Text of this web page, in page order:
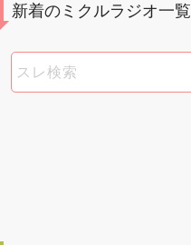
新着のミクルラジオ一覧